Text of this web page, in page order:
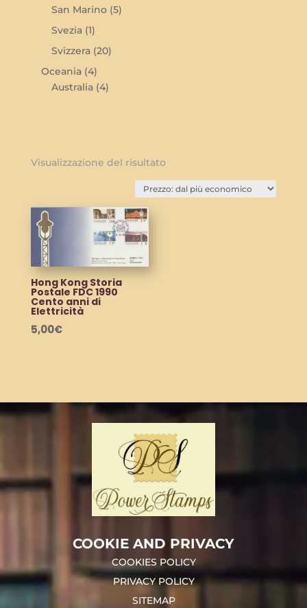
San Marino (5)
Svezia (1)
Svizzera (20)
Oceania (4)
Australia (4)
Visualizzazione del risultato
Hong Kong Storia
Postale FDC 1990
Cento anni di
Elettricità
5,00€
COOKIE AND PRIVACY
COOKIES POLICY
PRIVACY POLICY
SITEMAP